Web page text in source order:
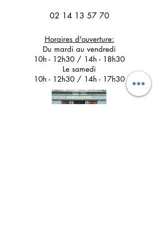
02 14 13 57 70
Horaires d'ouverture:
Du mardi au vendredi
10h - 12h30 / 14h - 18h30
Le samedi
10h - 12h30 / 14h - 17h30